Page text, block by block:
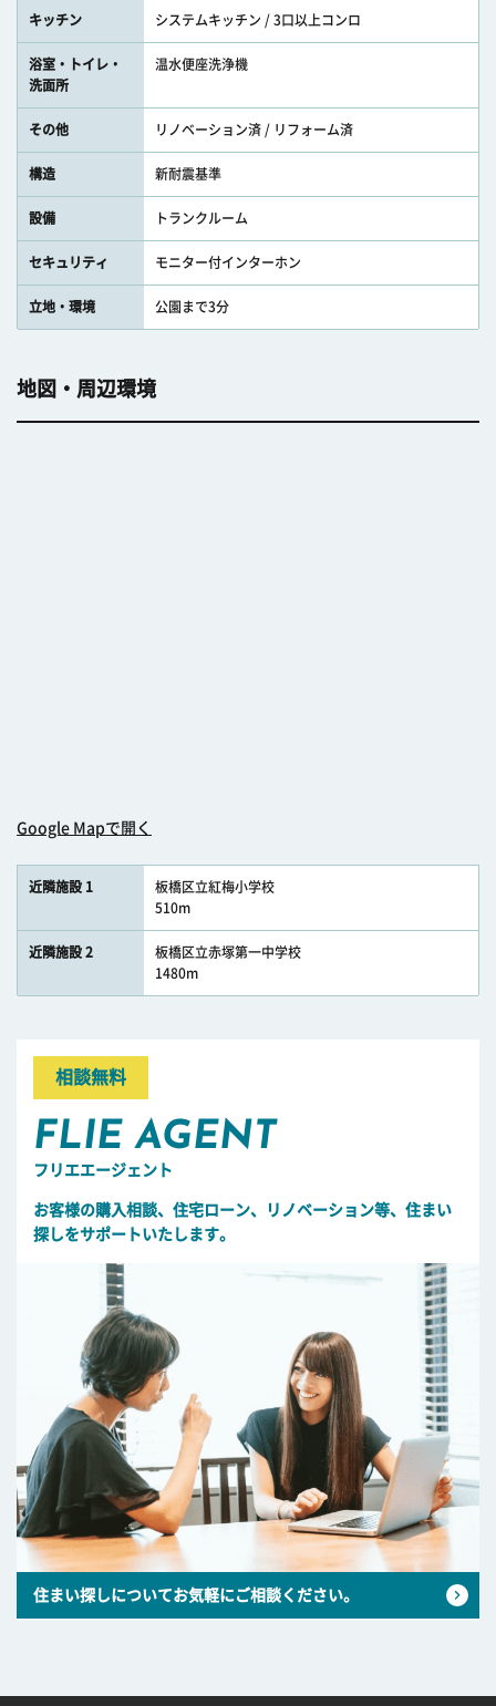
キッチン システムキッチン / 3口以上コンロ
浴室・トイレ・
洗面所
温水便座洗浄機
その他 リノベーション済 / リフォーム済
構造 新耐震基準
設備 トランクルーム
セキュリティ モニター付インターホン
立地・環境 公園まで3分
地図・周辺環境
Google Mapで開く
近隣施設 1
板橋区立紅梅小学校
510m
近隣施設 2
板橋区立赤塚第一中学校
1480m
相談無料
FLIE AGENT
フリエエージェント
お客様の購入相談、住宅ローン、リノベーション等、住まい
探しをサポートいたします。
住まい探しについてお気軽にご相談ください。